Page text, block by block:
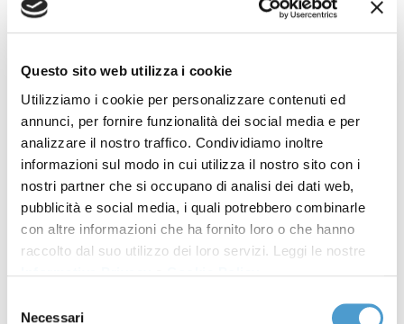
Questo sito web utilizza i cookie
Utilizziamo i cookie per personalizzare contenuti ed
annunci, per fornire funzionalità dei social media e per
analizzare il nostro traffico. Condividiamo inoltre
informazioni sul modo in cui utilizza il nostro sito con i
nostri partner che si occupano di analisi dei dati web,
pubblicità e social media, i quali potrebbero combinarle
con altre informazioni che ha fornito loro o che hanno
raccolto dal suo utilizzo dei loro servizi. Leggi le nostre
Necessari
l’adozione di eventuali interventi in materia.
ilcookie wall,perché in contrasto con la disciplina in
materia di privacy e con le Linee guida sui cookie
emanate dal Garante nel giugno 2021. In particolare,
una simile condotta violerebbe il principio per cui il
consenso al trattamento dei dati deve consistere in
una manifestazione di volontà “libera, specifica,
informata e inequivocabile” (art. 4 GDPR): da un lato,
mancherebbe infatti la “libertà” del consenso, reso
dall’altro verrebbe a mancare anche la “specificità”